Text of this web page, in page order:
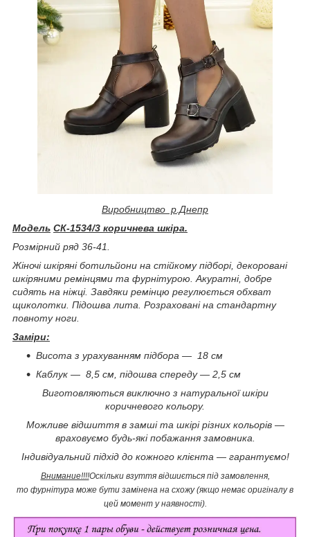
Виробництво р.Днепр
Модель СК-1534/3 коричнева шкіра.
Розмірний ряд 36-41.
Жіночі шкіряні ботильйони на стійкому підборі, декоровані
шкіряними ремінцями та фурнітурою. Акуратні, добре
сидять на ніжці. Завдяки ремінцю регулюється обхват
щиколотки. Підошва лита. Розраховані на стандартну
повноту ноги.
Заміри:
Висота з урахуванням підбора — 18 см
Каблук — 8,5 см, підошва спереду — 2,5 см
Виготовляються виключно з натуральної шкіри
коричневого кольору.
Можливе відшиття в замші та шкірі різних кольорів —
враховуємо будь-які побажання замовника.
Індивідуальний підхід до кожного клієнта — гарантуємо!
Внимание!!!!Оскільки взуття відшиється під замовлення,
то фурнітура може бути замінена на схожу (якщо немає оригіналу в
цей момент у наявності).